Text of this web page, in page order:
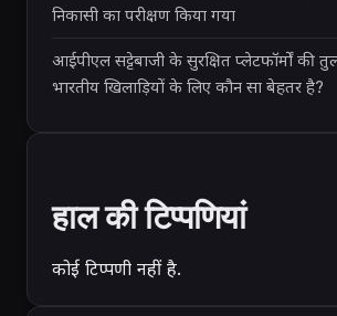
निकासी का परीक्षण किया गया
आईपीएल सट्टेबाजी के सुरक्षित प्लेटफॉर्मों की
भारतीय खिलाड़ियों के लिए कौन सा बेहतर है?
हाल की टिप्पणियां
कोई टिप्पणी नहीं है.